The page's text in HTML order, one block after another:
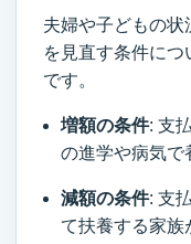
夫婦や子どもの
を見直す条件に
です。
増額の条件: 支
の進学や病気で
減額の条件: 支
て扶養する家族